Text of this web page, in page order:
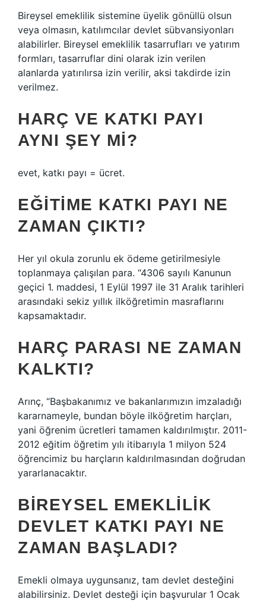
Bireysel emeklilik sistemine üyelik gönüllü olsun
veya olmasın, katılımcılar devlet sübvansiyonları
alabilirler. Bireysel emeklilik tasarrufları ve yatırım
formları, tasarruflar dini olarak izin verilen
alanlarda yatırılırsa izin verilir, aksi takdirde izin
verilmez.
HARÇ VE KATKI PAYI
AYNI ŞEY MI?
evet, katkı payı = ücret.
EĞITIME KATKI PAYI NE
ZAMAN ÇIKTI?
Her yıl okula zorunlu ek ödeme getirilmesiyle
toplanmaya çalışılan para. “4306 sayılı Kanunun
geçici 1. maddesi, 1 Eylül 1997 ile 31 Aralık tarihleri ​​
arasındaki sekiz yıllık ilköğretimin masraflarını
kapsamaktadır.
HARÇ PARASI NE ZAMAN
KALKTI?
Arınç, “Başbakanımız ve bakanlarımızın imzaladığı
kararnameyle, bundan böyle ilköğretim harçları,
yani öğrenim ücretleri tamamen kaldırılmıştır. 2011-
2012 eğitim öğretim yılı itibarıyla 1 milyon 524
öğrencimiz bu harçların kaldırılmasından doğrudan
yararlanacaktır.
BIREYSEL EMEKLILIK
DEVLET KATKI PAYI NE
ZAMAN BAŞLADI?
Emekli olmaya uygunsanız, tam devlet desteğini
alabilirsiniz. Devlet desteği için başvurular 1 Ocak